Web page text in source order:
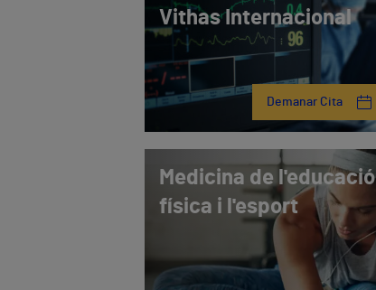
Vithas Internacional
Demanar Cita
Medicina de l'educació
física i l'esport